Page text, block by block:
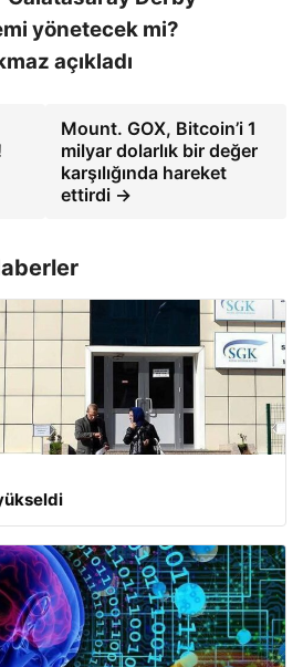
yönetecek mi?
açıkladı
Mount. GOX, Bitcoin’i 1
milyar dolarlık bir değer
karşılığında hareket
ettirdi →